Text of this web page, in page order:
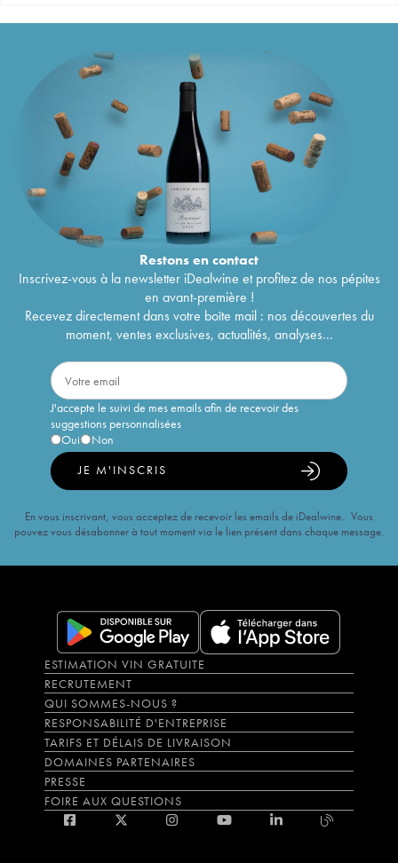
Restons encontact
Inscrivez-vous à la newsletter iDealwine et profitez de nos pépites
en avant-première !
Recevez directement dans votre boîte mail : nos découvertes du
moment, ventes exclusives, actualités, analyses...
J'accepte le suivi de mes emails afin de recevoir des
suggestions personnalisées
Oui
Non
JE M'INSCRIS
En vous inscrivant, vous acceptez de recevoir les emails de iDealwine. Vous
pouvez vous désabonner à tout moment via le lien présent dans chaque message.
ESTIMATION VIN GRATUITE
RECRUTEMENT
QUI SOMMES-NOUS ?
RESPONSABILITÉ D'ENTREPRISE
TARIFS ET DÉLAIS DE LIVRAISON
DOMAINES PARTENAIRES
PRESSE
FOIRE AUX QUESTIONS